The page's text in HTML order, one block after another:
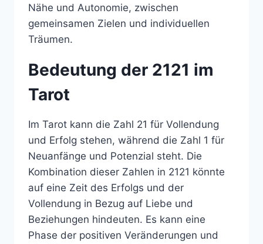
Nähe und Autonomie, zwischen
gemeinsamen Zielen und individuellen
Träumen.
Bedeutung der 2121 im
Tarot
Im Tarot kann die Zahl 21 für Vollendung
und Erfolg stehen, während die Zahl 1 für
Neuanfänge und Potenzial steht. Die
Kombination dieser Zahlen in 2121 könnte
auf eine Zeit des Erfolgs und der
Vollendung in Bezug auf Liebe und
Beziehungen hindeuten. Es kann eine
Phase der positiven Veränderungen und